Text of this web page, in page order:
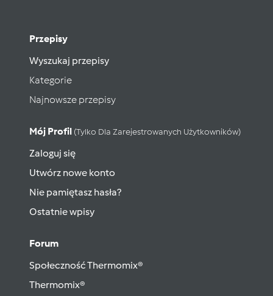
Przepisy
Wyszukaj przepisy
Kategorie
Najnowsze przepisy
Mój Profil (tylko Dla Zarejestrowanych Użytkowników)
Zaloguj się
Utwórz nowe konto
Nie pamiętasz hasła?
Ostatnie wpisy
Forum
Społeczność Thermomix®
Thermomix®